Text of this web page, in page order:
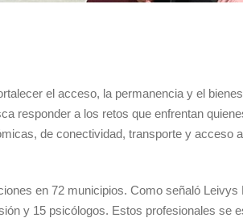
el acceso, la permanencia y el
responder a los retos que enfrentan
de conectividad, transporte y acceso
en 72 municipios. Como señaló
y 15 psicólogos. Estos profesionales se